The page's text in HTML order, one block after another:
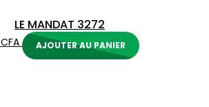
LE MANDAT 3272
CFA AJOUTER AU PANIER